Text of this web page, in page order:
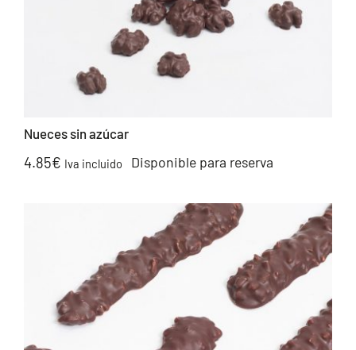
Nueces sin azúcar
4.85€ Iva incluido Disponible para reserva